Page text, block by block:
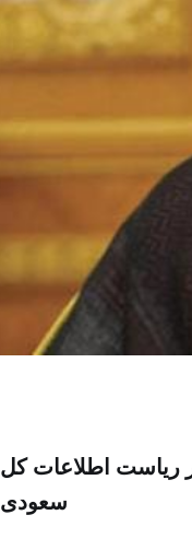
ریاست اطلاعات کل
سعودی